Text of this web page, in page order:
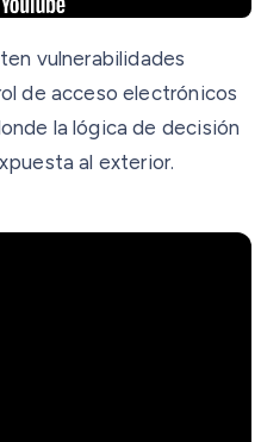
vulnerabilidades
de acceso electrónicos
la lógica de decisión
al exterior.